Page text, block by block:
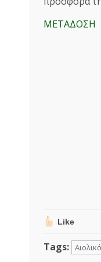
ΜΕΤΑΔΟΣΗ
Like
Tags: